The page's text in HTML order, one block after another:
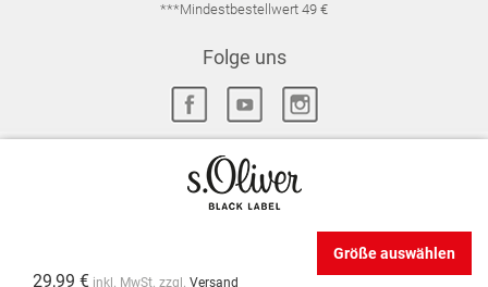
29,99 € inkl. MwSt. zzgl. Versand
Größe auswählen
***Mindestbestellwert 49 €
Folge uns
DATENSCHUTZ
WIDERRUFSRECHT
VERTRAG WIDERRUFEN